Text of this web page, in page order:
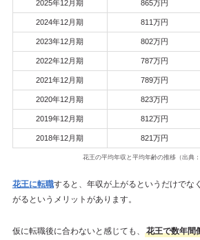
2025年12月期 865万円
2024年12月期 811万円
2023年12月期 802万円
2022年12月期 787万円
2021年12月期 789万円
2020年12月期 823万円
2019年12月期 812万円
2018年12月期 821万円
花王の平均年収と平均年齢の推移（出典：
花王に転職すると、年収が上がるというだけでな
がるというメリットがあります。
仮に転職後に合わないと感じても、
花王で数年間